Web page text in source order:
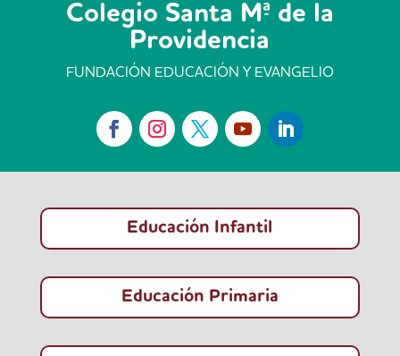
Colegio Santa Mª de la
Providencia
FUNDACIÓN EDUCACIÓN Y EVANGELIO
Educación Infantil
Educación Primaria